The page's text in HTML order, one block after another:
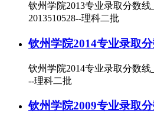
钦州学院2013专业录取分数
2013510528--理科二批
钦州学院2014专业录取
钦州学院2014专业录取分数
--理科二批
钦州学院2009专业录取